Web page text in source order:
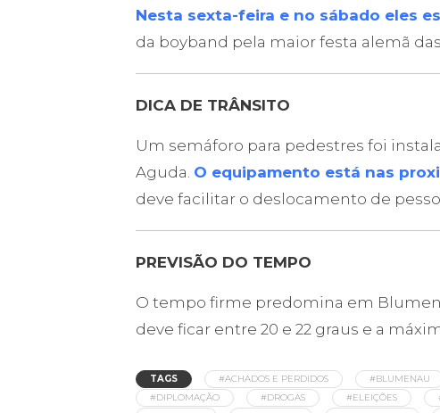
Nesta sexta-feira e no sábado eles
da boyband pela maior festa alemã
DICA DE TRÂNSITO
Um semáforo para pedestres foi
Aguda. O equipamento está nas
deve facilitar o deslocamento de
PREVISÃO DO TEMPO
O tempo firme predomina em
deve ficar entre 20 e 22 graus e a
TAGS #ACHADOS E PERDIDOS #BLUMENAU
#DIPLOMAÇÃO
#DROGAS #ELEIÇÕES